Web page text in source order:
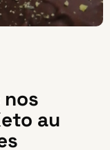
au